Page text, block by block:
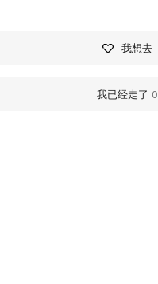
我想去
我已经走了 0